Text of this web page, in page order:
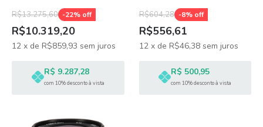
R$13.275,60 -22% off
R$10.319,20
12 x de R$859,93 sem juros
R$ 9.287,28
com 10% desconto à vista
R$604,28 -8% off
R$556,61
12 x de R$46,38 sem juros
R$ 500,95
com 10% desconto à vista